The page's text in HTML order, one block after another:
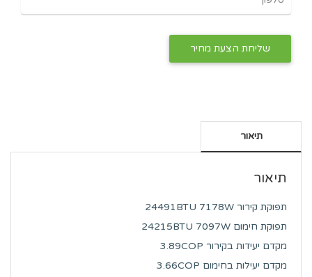
תיאור
תיאור
תפוקת קירור 24491BTU 7178W
תפוקת חימום 24215BTU 7097W
מקדם יעידות בקירור 3.89COP
מקדם יעילות בחימום 3.66COP